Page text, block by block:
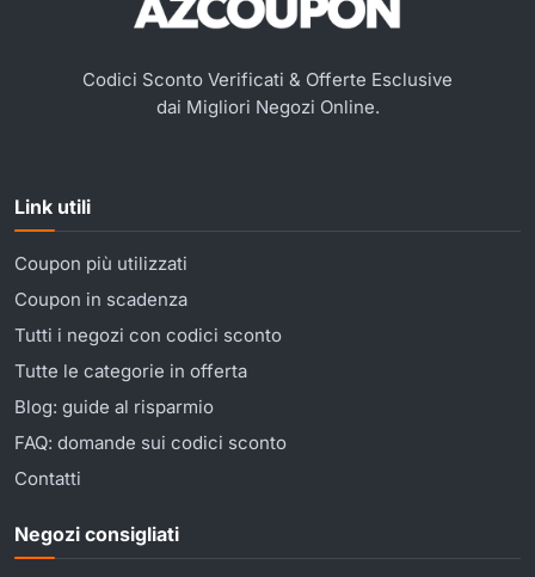
Codici Sconto Verificati & Offerte Esclusive
dai Migliori Negozi Online.
Link utili
Coupon più utilizzati
Coupon in scadenza
Tutti i negozi con codici sconto
Tutte le categorie in offerta
Blog: guide al risparmio
FAQ: domande sui codici sconto
Contatti
Negozi consigliati